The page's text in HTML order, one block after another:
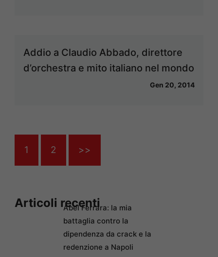
Addio a Claudio Abbado, direttore
d’orchestra e mito italiano nel mondo
Gen 20, 2014
1 2 >>
Articoli recenti
Abel Ferrara: la mia
battaglia contro la
dipendenza da crack e la
redenzione a Napoli